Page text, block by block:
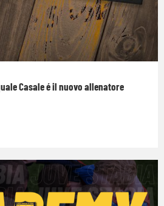
Casale é il nuovo allenatore